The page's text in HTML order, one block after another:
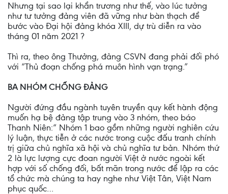
Nhưng tại sao lại khẩn trương như thế, vào lúc tưởng
như tư tưởng đảng viên đã vững như bàn thạch để
bước vào Đại hội đảng khóa XIII, dự trù diễn ra vào
tháng 01 năm 2021 ?
Thì ra, theo ông Thưởng, đảng CSVN đang phải đối phó
với “Thủ đoạn chống phá muôn hình vạn trạng.”
BA NHÓM CHỐNG ĐẢNG
Người đứng đầu ngành tuyên truyền quy kết hành động
muốn hạ bệ đảng tập trung vào 3 nhóm, theo báo
Thanh Niên:“ Nhóm 1 bao gồm những người nghiên cứu
lý luận, thực tiễn ở các nước trong cuộc đấu tranh chính
trị giữa chủ nghĩa xã hội và chủ nghĩa tư bản. Nhóm thứ
2 là lực lượng cực đoan người Việt ở nước ngoài kết
hợp với số chống đối, bất mãn trong nước để lập ra các
tổ chức mà chúng ta hay nghe như Việt Tân, Việt Nam
phục quốc…